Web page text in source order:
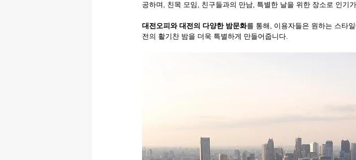
공하며, 친목 모임, 친구들과의 만남, 특별한 날을 위한 장소로 인기
대전오피와 대전의 다양한 밤문화를 통해, 이용자들은 원하는 스타
전의 활기찬 밤을 더욱 특별하게 만들어줍니다.